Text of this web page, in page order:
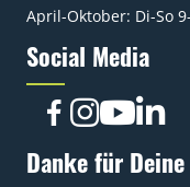
April-Oktober: Di-So
Social Media
Danke für